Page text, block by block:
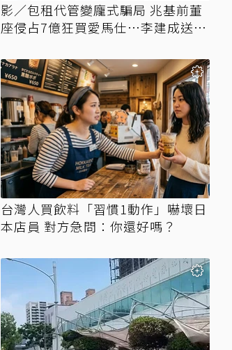
影／包租代管變龐式騙局 兆基前董
座侵占7億狂買愛馬仕…李建成送北
台灣人買飲料「習慣1動作」嚇壞日
本店員 對方急問：你還好嗎？